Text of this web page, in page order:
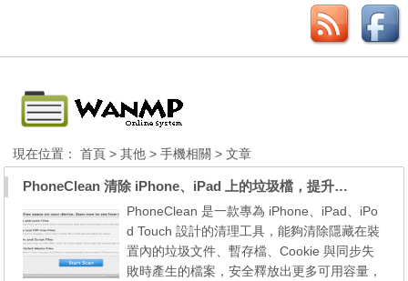
現在位置：首頁 >其他 >手機相關 > 文章
PhoneClean 清除 iPhone、iPad 上的垃圾檔，提升執行效能
PhoneClean 是一款專為 iPhone、iPad、iPo
d Touch 設計的清理工具，能夠清除隱藏在裝
置內的垃圾文件、暫存檔、Cookie 與同步失
敗時產生的檔案，安全釋放出更多可用容量，